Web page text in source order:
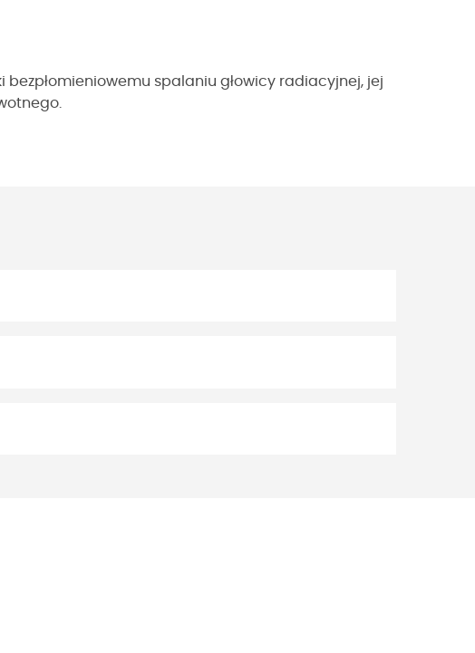
bezpłomieniowemu spalaniu głowicy radiacyjnej, jej